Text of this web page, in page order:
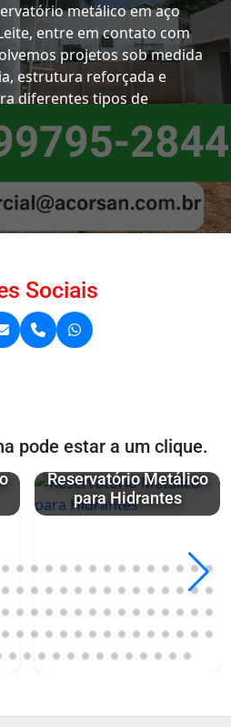
metálico em aço
entre em contato com
projetos sob medida
estrutura reforçada e
diferentes tipos de
Sociais
pode estar a um clique.
Reservatório Metálico
para Hidrantes